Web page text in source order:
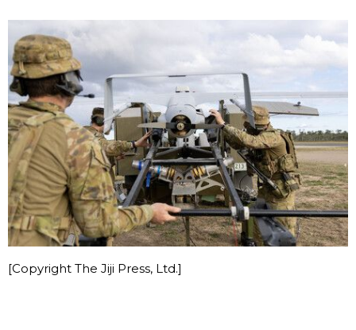
Tokyo
[Copyright The Jiji Press, Ltd.]